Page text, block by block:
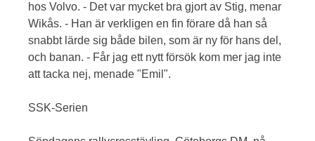
hos Volvo. - Det var mycket bra gjort av Stig, menar
Wikås. - Han är verkligen en fin förare då han så
snabbt lärde sig både bilen, som är ny för hans del,
och banan. - Får jag ett nytt försök kom mer jag inte
att tacka nej, menade "Emil".
SSK-Serien